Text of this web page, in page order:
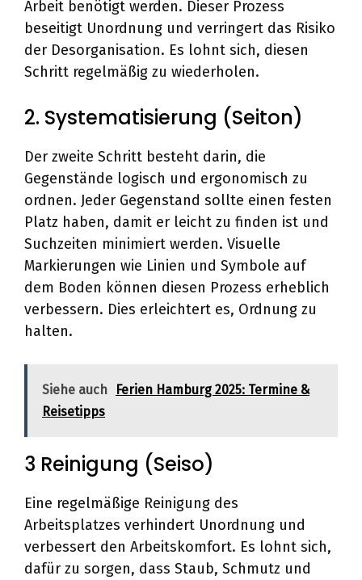
Arbeit benötigt werden. Dieser Prozess
beseitigt Unordnung und verringert das Risiko
der Desorganisation. Es lohnt sich, diesen
Schritt regelmäßig zu wiederholen.
2. Systematisierung (Seiton)
Der zweite Schritt besteht darin, die
Gegenstände logisch und ergonomisch zu
ordnen. Jeder Gegenstand sollte einen festen
Platz haben, damit er leicht zu finden ist und
Suchzeiten minimiert werden. Visuelle
Markierungen wie Linien und Symbole auf
dem Boden können diesen Prozess erheblich
verbessern. Dies erleichtert es, Ordnung zu
halten.
Siehe auch
Ferien Hamburg 2025: Termine &
Reisetipps
3 Reinigung (Seiso)
Eine regelmäßige Reinigung des
Arbeitsplatzes verhindert Unordnung und
verbessert den Arbeitskomfort. Es lohnt sich,
dafür zu sorgen, dass Staub, Schmutz und